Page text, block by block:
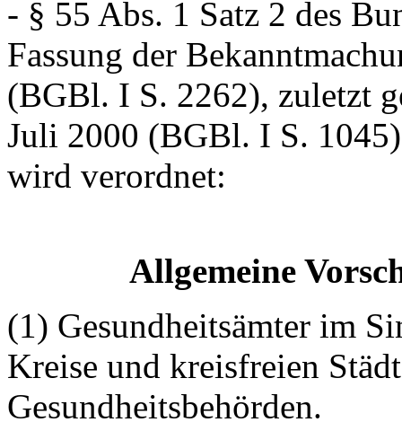
- § 55 Abs. 1 Satz 2 des
Fassung der
(BGBl. I S. 2262), zuletzt
Juli 2000 (BGBl. I S.
wird verordnet:
Allgemeine
(1) Gesundheitsämter im
Kreise und kreisfreien
Gesundheitsbehörden.